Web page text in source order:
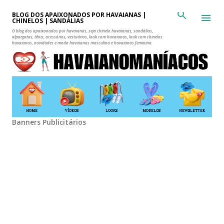
Pular para o conteúdo principal
BLOG DOS APAIXONADOS POR HAVAIANAS |
CHINELOS | SANDÁLIAS
O blog dos apaixonados por havaianas, seja chinelo havaianas, sandálias,
alpargatas, tênis, acessórios, vestuários, look com havaianas, look com chinelos
havaianas, novidades e moda havaianas masculina e havaianas feminina.
HOME VÍDEOS LOOKS MODELOS NEWSLETTER
Banners Publicitários